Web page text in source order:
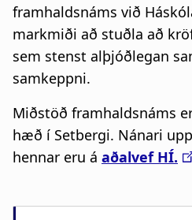
framhaldsnáms við
markmiði að stuðla að
sem stenst alþjóðlegan
samkeppni.
Miðstöð framhaldsnáms
hæð í Setbergi. Nánari
hennar eru á aðalvef HÍ.